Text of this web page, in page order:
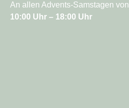
An allen Advents-Samstagen von
10:00 Uhr – 18:00 Uhr